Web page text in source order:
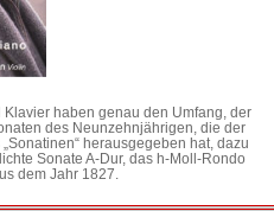
haben genau den Umfang, der
des Neunzehnjährigen, die der
herausgegeben hat, dazu
Sonate A-Dur, das h-Moll-Rondo
dem Jahr 1827.